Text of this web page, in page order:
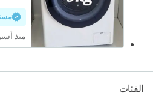
منذ
الفئات